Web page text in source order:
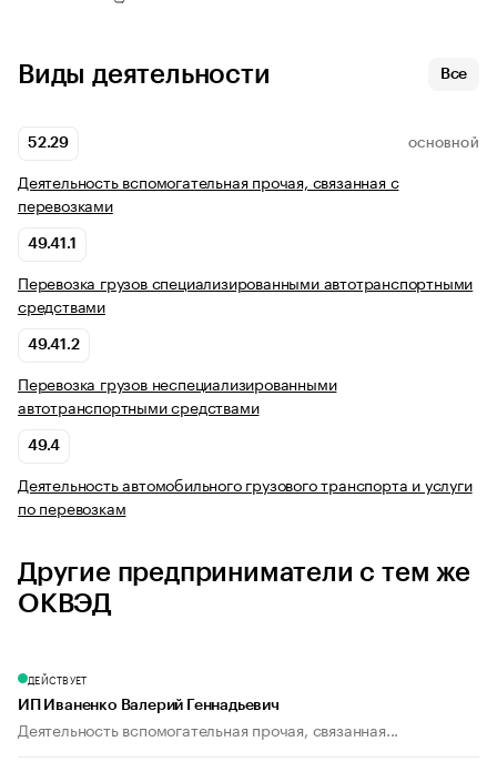
Виды деятельности Все
52.29 ОСНОВНОЙ
Деятельность вспомогательная прочая, связанная с
перевозками
49.41.1
Перевозка грузов специализированными автотранспортными
средствами
49.41.2
Перевозка грузов неспециализированными
автотранспортными средствами
49.4
Деятельность автомобильного грузового транспорта и услуги
по перевозкам
Другие предприниматели с тем же
ОКВЭД
ДЕЙСТВУЕТ
ИП Иваненко Валерий Геннадьевич
Деятельность вспомогательная прочая, связанная...